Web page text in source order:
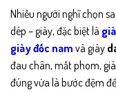
Nhiều người nghĩ chọn
dép – giày, đặc biệt là
giày đốc nam và giày
đau chân, mất phom,
đúng vừa là bước đệm